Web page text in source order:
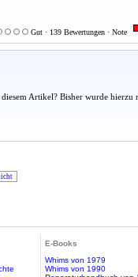
Gut · 139 Bewertungen · Note
Artikel? Bisher wurde
E-Books
Whims von 1979
Whims von 1990